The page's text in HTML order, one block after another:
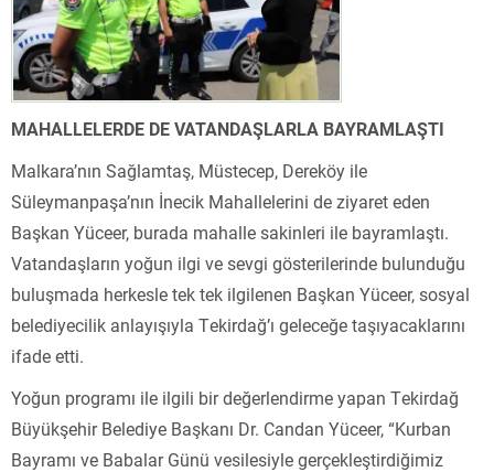
MAHALLELERDE DE VATANDAŞLARLA BAYRAMLAŞTI
Malkara’nın Sağlamtaş, Müstecep, Dereköy ile
Süleymanpaşa’nın İnecik Mahallelerini de ziyaret eden
Başkan Yüceer, burada mahalle sakinleri ile bayramlaştı.
Vatandaşların yoğun ilgi ve sevgi gösterilerinde bulunduğu
buluşmada herkesle tek tek ilgilenen Başkan Yüceer, sosyal
belediyecilik anlayışıyla Tekirdağ’ı geleceğe taşıyacaklarını
ifade etti.
Yoğun programı ile ilgili bir değerlendirme yapan Tekirdağ
Büyükşehir Belediye Başkanı Dr. Candan Yüceer, “Kurban
Bayramı ve Babalar Günü vesilesiyle gerçekleştirdiğimiz